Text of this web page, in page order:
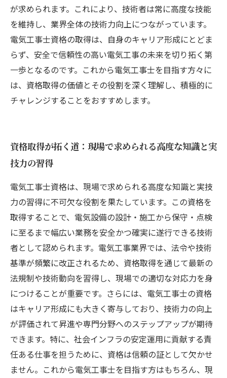
が求められます。これにより、技術者は常に高度な技能
を維持し、業界全体の技術力向上につながっています。
電気工事士資格の取得は、自身のキャリア形成にとどま
らず、安全で信頼性の高い電気工事の未来を切り拓く第
一歩となるのです。これから電気工事士を目指す方々に
は、資格取得の価値とその役割を深く理解し、積極的に
チャレンジすることをおすすめします。
資格取得が拓く道：現場で求められる高度な知識と実
技力の習得
電気工事士資格は、現場で求められる高度な知識と実技
力の習得に不可欠な役割を果たしています。この資格を
取得することで、電気設備の設計・施工から保守・点検
に至るまで幅広い業務を安全かつ確実に遂行できる技術
者として認められます。電気工事業界では、法令や技術
基準が頻繁に改正されるため、資格取得を通じて最新の
法規制や技術動向を習得し、現場での適切な対応力を身
につけることが重要です。さらには、電気工事士の資格
はキャリア形成にも大きく寄与しており、技術力の向上
が評価されて昇進や専門分野へのステップアップが期待
できます。特に、社会インフラの安定運用に貢献する責
任ある仕事を担うために、資格は信頼の証として欠かせ
ません。これから電気工事士を目指す方はもちろん、現